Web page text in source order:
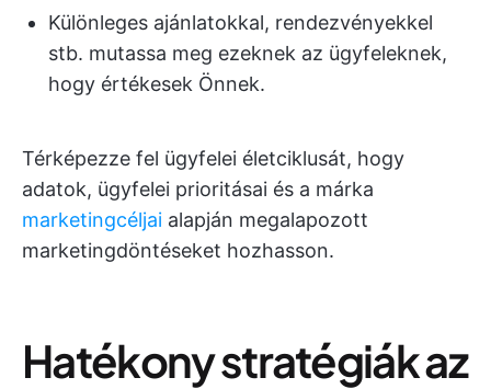
Különleges ajánlatokkal, rendezvényekkel
stb. mutassa meg ezeknek az ügyfeleknek,
hogy értékesek Önnek.
Térképezze fel ügyfelei életciklusát, hogy
adatok, ügyfelei prioritásai és a márka
marketingcéljai alapján megalapozott
marketingdöntéseket hozhasson.
Hatékony stratégiák az